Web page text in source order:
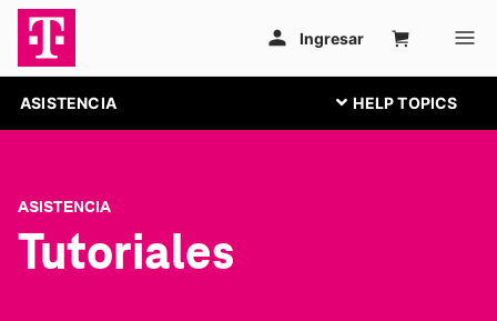
ASISTENCIA
ASISTENCIA
Tutoriales